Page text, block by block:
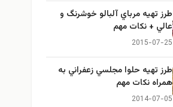
طرز تهيه مرباي آلبالو خوشرنگ و
عالي + نكات مهم
2015-07-25
طرز تهيه حلوا مجلسي زعفراني به
همراه نكات مهم
2014-07-05